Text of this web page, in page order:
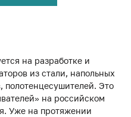
на разработке и
из стали, напольных
полотенцесушителей. Это
на российском
Уже на протяжении